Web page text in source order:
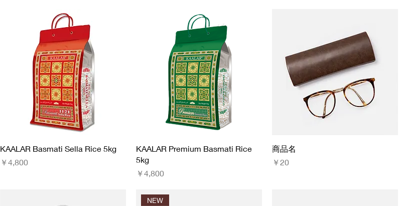
KAALAR Basmati Sella Rice 5kg
価格
￥4,800
KAALAR Premium Basmati Rice
5kg
価格
￥4,800
商品名
価格
￥20
NEW